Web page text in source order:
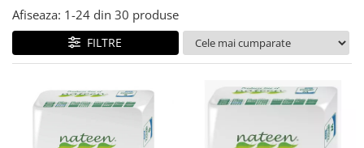
Eurobio Lab OŰ (8 produse)
Eurobio Lab OŰ - Wilda Siberica
(12 produse)
ey! Eco Cosmetics (1 produs)
Ferribiella (8 produse)
Ingrijire picioare
Ingrijire Sani
Masti Faciale
Pastile si Bombe de Baie si Dus
Periute de Dinti
Afiseaza: 1-24 din 30 produse
FILTRE